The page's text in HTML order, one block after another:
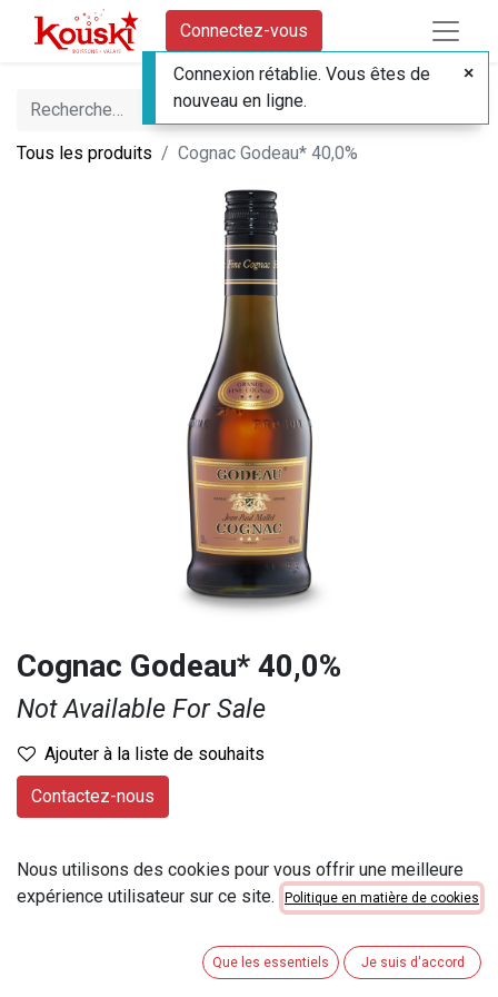
Connectez-vous
Tous les produits Cognac Godeau* 40,0%
Cognac Godeau* 40,0%
Not Available For Sale
Ajouter à la liste de souhaits
Contactez-nous
Numéro d'article:803203
Nous utilisons des cookies pour vous offrir une meilleure
expérience utilisateur sur ce site.
Politique en matière de cookies
Que les essentiels Je suis d'accord
Connexion rétablie. Vous êtes de
nouveau en ligne.